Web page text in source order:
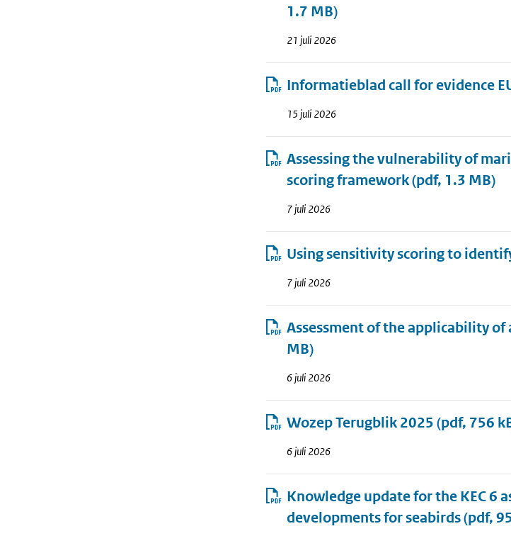
1.7 MB)
21 juli 2026
Informatieblad call for evidence
15 juli 2026
Assessing the vulnerability of
scoring framework(pdf, 1.3 MB)
7 juli 2026
Using sensitivity scoring to
7 juli 2026
Assessment of the applicability of
MB)
6 juli 2026
Wozep Terugblik 2025 (pdf, 756
6 juli 2026
Knowledge update for the KEC 6
developments for seabirds(pdf,